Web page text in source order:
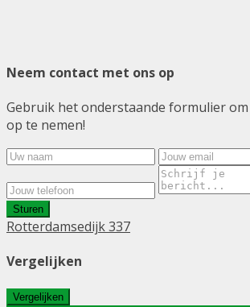
Neem contact met ons op
Gebruik het onderstaande formulier
op te nemen!
Sturen
Rotterdamsedijk 337
Vergelijken
Vergelijken